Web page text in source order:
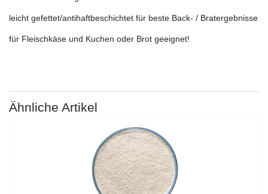
leicht gefettet/antihaftbeschichtet für beste Back- / Bratergebnisse
für Fleischkäse und Kuchen oder Brot geeignet!
Ähnliche Artikel